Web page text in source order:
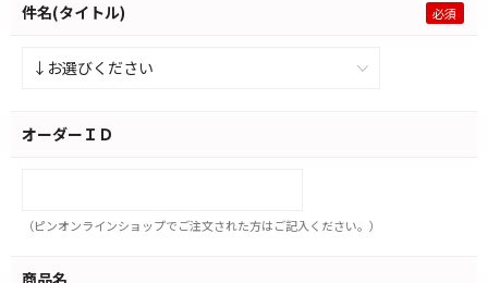
件名(タイトル)
オーダーＩＤ
（ピンオンラインショップでご注文された方はご記入ください。）
商品名